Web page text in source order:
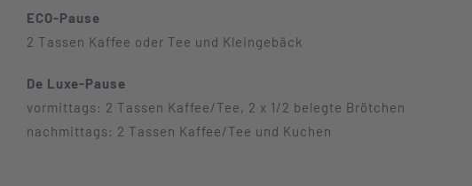
ECO-Pause
2 Tassen Kaffee oder Tee und Kleingebäck
De Luxe-Pause
vormittags: 2 Tassen Kaffee/Tee, 2 x 1/2 belegte Brötchen
nachmittags: 2 Tassen Kaffee/Tee und Kuchen